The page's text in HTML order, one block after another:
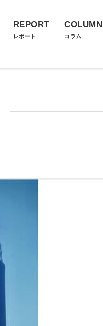
REPORT
レポート
COLUMN
コラム